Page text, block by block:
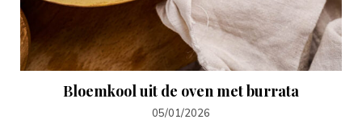
Bloemkool uit de oven met burrata
05/01/2026